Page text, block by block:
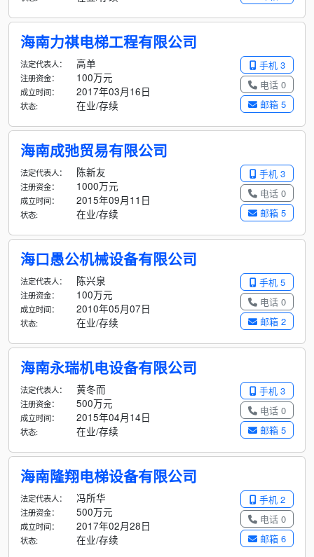
海南力祺电梯工程有限公司
手机 3
电话 0
邮箱 5
法定代表人： 高单
注册资金： 100万元
成立时间： 2017年03月16日
状态: 在业/存续
海南成弛贸易有限公司
手机 3
电话 0
邮箱 5
法定代表人： 陈新友
注册资金： 1000万元
成立时间： 2015年09月11日
状态: 在业/存续
海口愚公机械设备有限公司
手机 5
电话 0
邮箱 2
法定代表人： 陈兴泉
注册资金： 100万元
成立时间： 2010年05月07日
状态: 在业/存续
海南永瑞机电设备有限公司
手机 3
电话 0
邮箱 5
法定代表人： 黄冬而
注册资金： 500万元
成立时间： 2015年04月14日
状态: 在业/存续
海南隆翔电梯设备有限公司
手机 2
电话 0
邮箱 6
法定代表人： 冯所华
注册资金： 500万元
成立时间： 2017年02月28日
状态: 在业/存续